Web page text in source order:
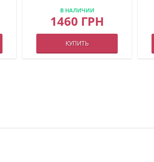
В НАЛИЧИИ
1460 ГРН
КУПИТЬ